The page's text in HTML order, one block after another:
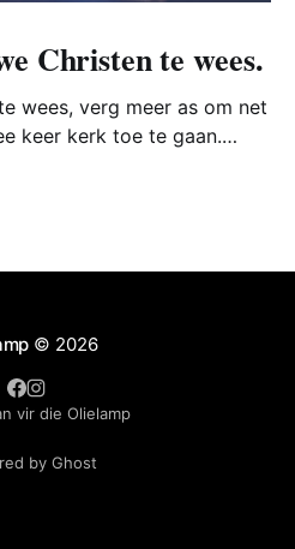
Christen te wees.
wees, verg meer as om net
keer kerk toe te gaan.
Christus te wees en
© 2026
vir die Olielamp
by Ghost